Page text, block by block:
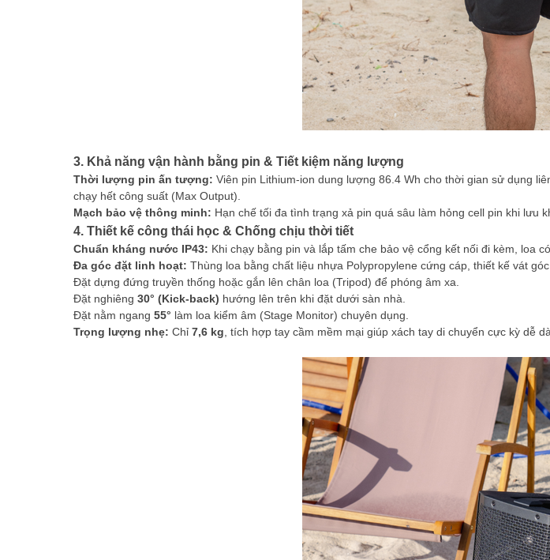
3. Khả năng vận hành bằng pin & Tiết kiệm năng lượng
Thời lượng pin ấn tượng: Viên pin Lithium-ion dung lượng 86.4 Wh cho thời gian sử dụng
chạy hết công suất (Max Output).
Mạch bảo vệ thông minh: Hạn chế tối đa tình trạng xả pin quá sâu làm hỏng cell pin khi lưu
4. Thiết kế công thái học & Chống chịu thời tiết
Chuẩn kháng nước IP43: Khi chạy bằng pin và lắp tấm che bảo vệ cổng kết nối đi kèm, loa
Đa góc đặt linh hoạt: Thùng loa bằng chất liệu nhựa Polypropylene cứng cáp, thiết kế vát
Đặt dựng đứng truyền thống hoặc gắn lên chân loa (Tripod) để phóng âm xa.
Đặt nghiêng 30° (Kick-back) hướng lên trên khi đặt dưới sàn nhà.
Đặt nằm ngang 55° làm loa kiểm âm (Stage Monitor) chuyên dụng.
Trọng lượng nhẹ: Chỉ 7,6 kg , tích hợp tay cầm mềm mại giúp xách tay di chuyển cực kỳ dễ